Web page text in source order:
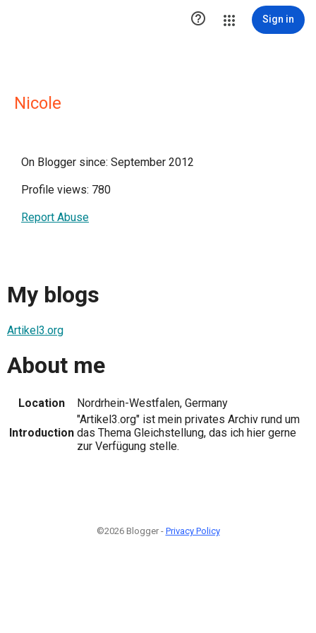
 Sign in
Nicole
On Blogger since: September 2012
Profile views: 780
Report Abuse
My blogs
Artikel3.org
About me
Location Nordrhein-Westfalen, Germany
Introduction
"Artikel3.org" ist mein privates Archiv rund um
das Thema Gleichstellung, das ich hier gerne
zur Verfügung stelle.
©2026 Blogger - Privacy Policy